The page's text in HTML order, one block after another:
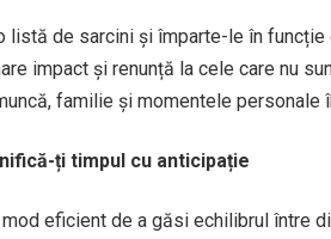
listă de sarcini și împarte-le în
impact și renunță la cele care nu
familie și momentele
ți timpul cu anticipație
mod eficient de a găsi echilibrul între